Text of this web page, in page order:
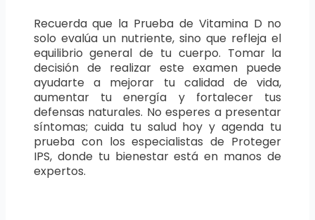
Recuerda que la Prueba de Vitamina D no
solo evalúa un nutriente, sino que refleja el
equilibrio general de tu cuerpo. Tomar la
decisión de realizar este examen puede
ayudarte a mejorar tu calidad de vida,
aumentar tu energía y fortalecer tus
defensas naturales. No esperes a presentar
síntomas; cuida tu salud hoy y agenda tu
prueba con los especialistas de Proteger
IPS, donde tu bienestar está en manos de
expertos.